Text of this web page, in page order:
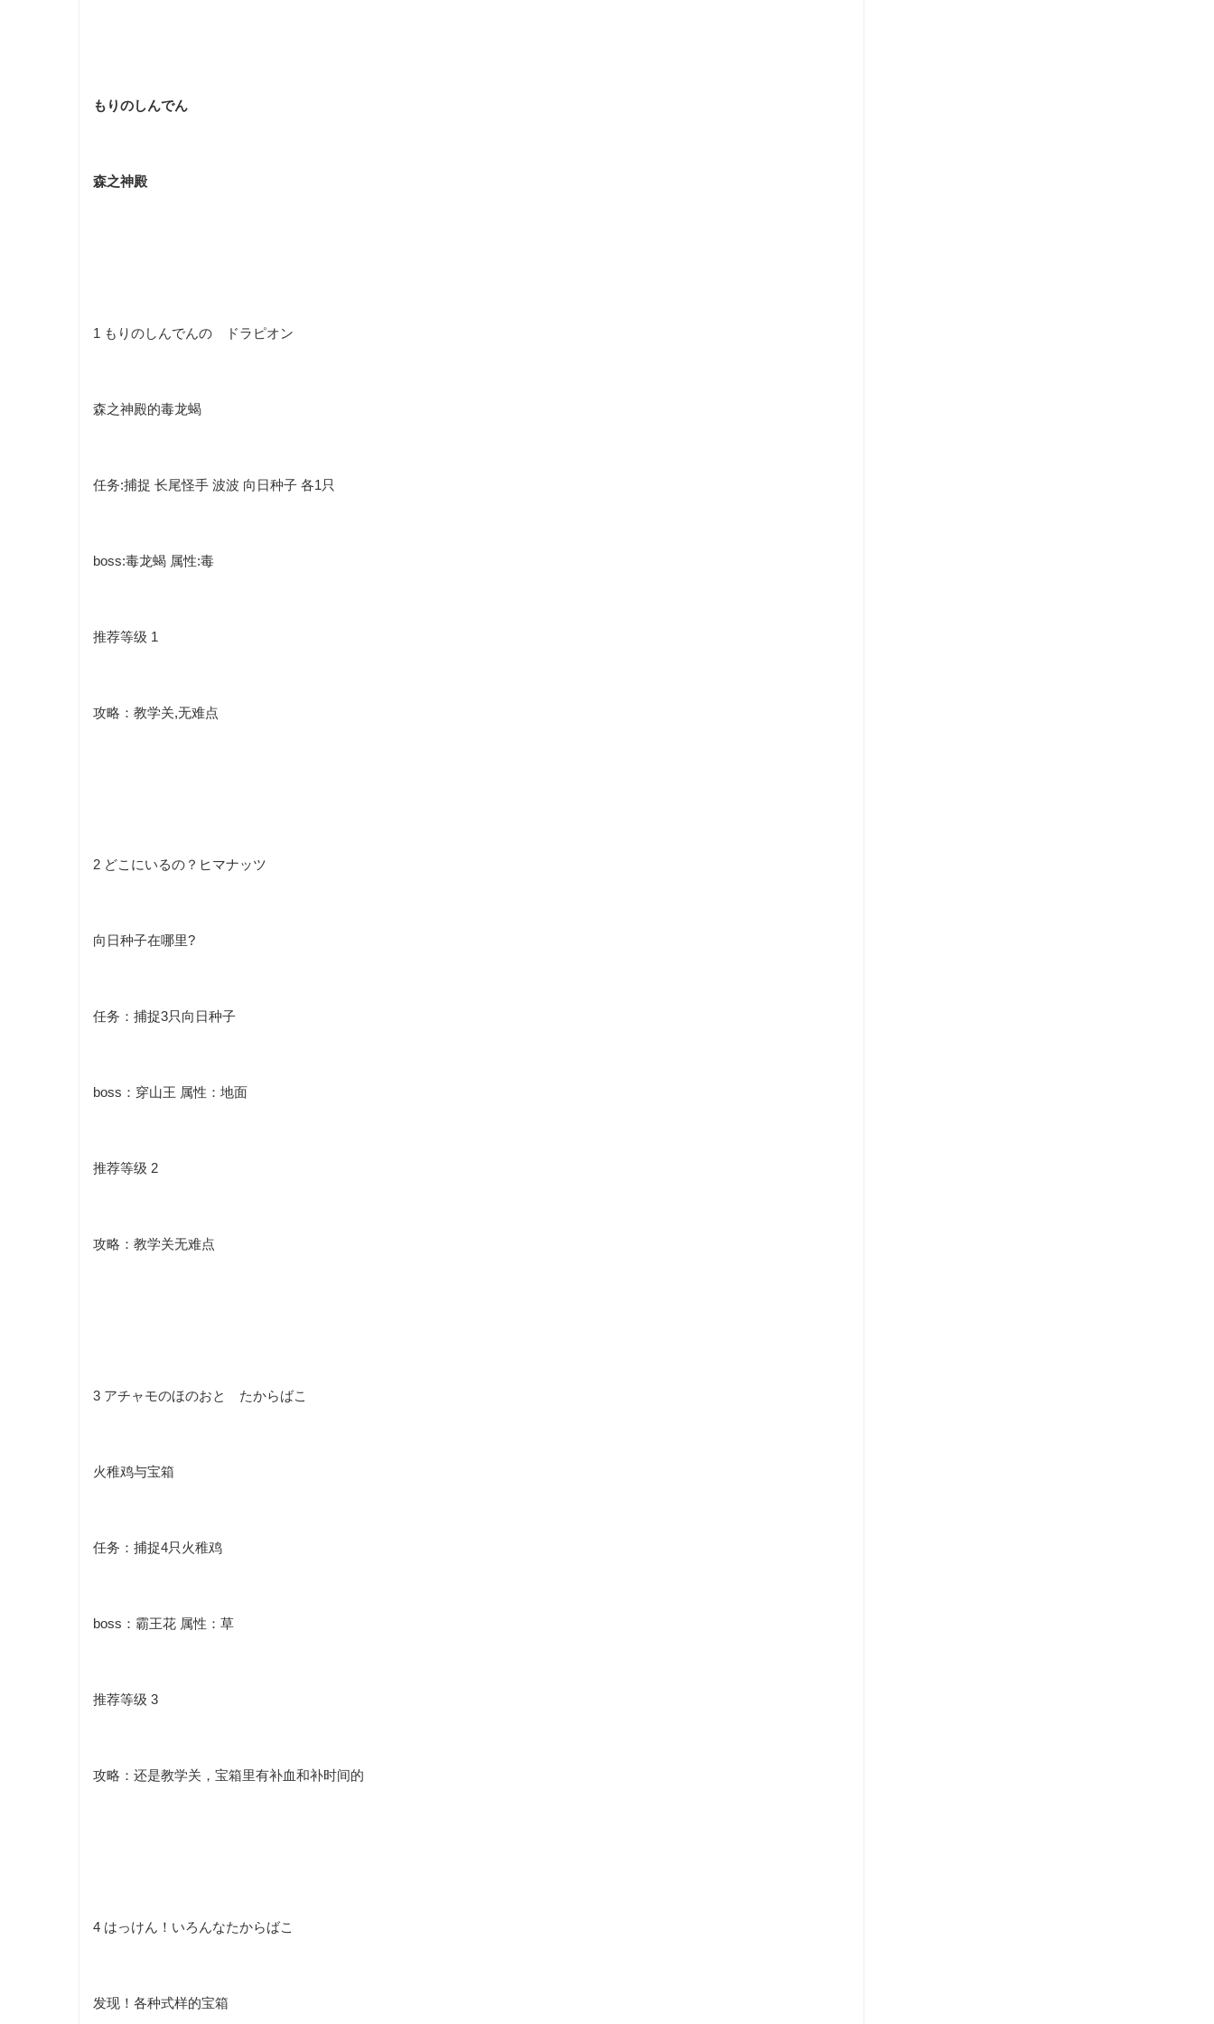
もりのしんでん
森之神殿
1 もりのしんでんの ドラピオン
森之神殿的毒龙蝎
任务:捕捉 长尾怪手 波波 向日种子 各1只
boss:毒龙蝎 属性:毒
推荐等级 1
攻略 ：教学关,无难点
2 どこにいるの？ヒマナッツ
向日种子在哪里?
任务：捕捉3只向日种子
boss：穿山王 属性：地面
推荐等级 2
攻略：教学关无难点
3 アチャモのほのおと たからばこ
火稚鸡与宝箱
任务：捕捉4只 火稚鸡
boss：霸王花 属性：草
推荐等级 3
攻略：还是教学关，宝箱里有补血和补时间的
4 はっけん！いろんなたからばこ
发现！各种式样的宝箱